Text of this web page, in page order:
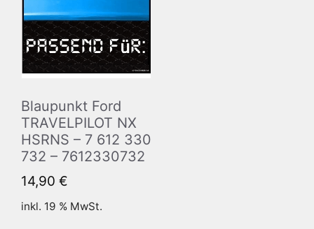
Blaupunkt Ford
TRAVELPILOT NX
HSRNS – 7 612 330
732 – 7612330732
14,90 €
inkl. 19 % MwSt.